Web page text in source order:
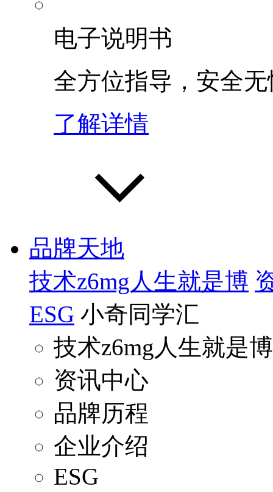
电子说明书
全方位指导，安全
了解详情
品牌天地
技术z6mg人生就是博
ESG 小奇同学汇
技术z6mg人生就是博
资讯中心
品牌历程
企业介绍
ESG